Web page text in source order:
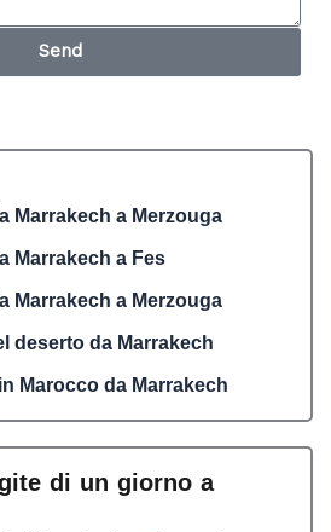
Send
Marrakech a Merzouga
Marrakech a Fes
Marrakech a Merzouga
deserto da Marrakech
Marocco da Marrakech
di un giorno a